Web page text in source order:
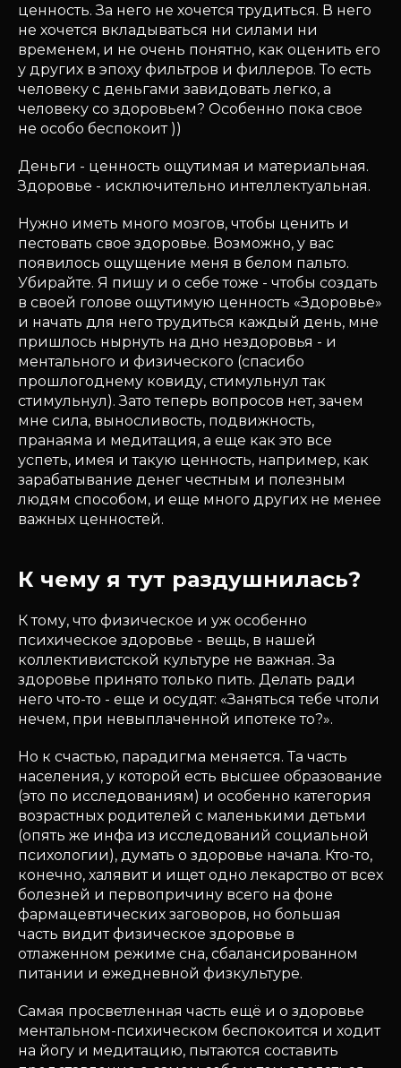
ценность. За него не хочется трудиться. В него
не хочется вкладываться ни силами ни
временем, и не очень понятно, как оценить его
у других в эпоху фильтров и филлеров. То есть
человеку с деньгами завидовать легко, а
человеку со здоровьем? Особенно пока свое
не особо беспокоит ))
Деньги - ценность ощутимая и материальная.
Здоровье - исключительно интеллектуальная.
Нужно иметь много мозгов, чтобы ценить и
пестовать свое здоровье. Возможно, у вас
появилось ощущение меня в белом пальто.
Убирайте. Я пишу и о себе тоже - чтобы создать
в своей голове ощутимую ценность «Здоровье»
и начать для него трудиться каждый день, мне
пришлось нырнуть на дно нездоровья - и
ментального и физического (спасибо
прошлогоднему ковиду, стимульнул так
стимульнул). Зато теперь вопросов нет, зачем
мне сила, выносливость, подвижность,
пранаяма и медитация, а еще как это все
успеть, имея и такую ценность, например, как
зарабатывание денег честным и полезным
людям способом, и еще много других не менее
важных ценностей.
К чему я тут раздушнилась?
К тому, что физическое и уж особенно
психическое здоровье - вещь, в нашей
коллективистской культуре не важная. За
здоровье принято только пить. Делать ради
него что-то - еще и осудят: «Заняться тебе чтоли
нечем, при невыплаченной ипотеке то?».
Но к счастью, парадигма меняется. Та часть
населения, у которой есть высшее образование
(это по исследованиям) и особенно категория
возрастных родителей с маленькими детьми
(опять же инфа из исследований социальной
психологии), думать о здоровье начала. Кто-то,
конечно, халявит и ищет одно лекарство от всех
болезней и первопричину всего на фоне
фармацевтических заговоров, но большая
часть видит физическое здоровье в
отлаженном режиме сна, сбалансированном
питании и ежедневной физкультуре.
Самая просветленная часть ещё и о здоровье
ментальном-психическом беспокоится и ходит
на йогу и медитацию, пытаются составить